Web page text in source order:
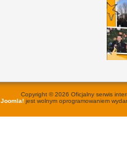
Copyright © 2026 Oficjalny serwis
Joomla!jest wolnym oprogramowaniem